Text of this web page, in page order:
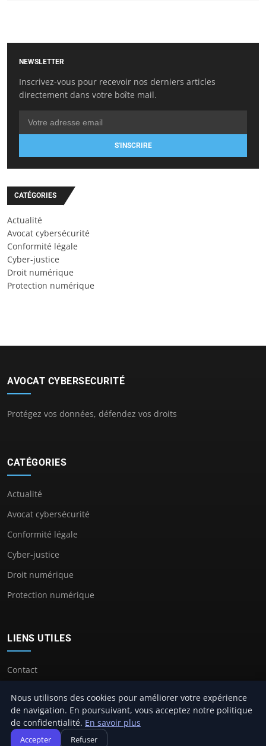
NEWSLETTER
Inscrivez-vous pour recevoir nos derniers articles
directement dans votre boîte mail.
S'INSCRIRE
CATÉGORIES
Actualité
Avocat cybersécurité
Conformité légale
Cyber-justice
Droit numérique
Protection numérique
AVOCAT CYBERSECURITÉ
Protégez vos données, défendez vos droits
CATÉGORIES
Actualité
Avocat cybersécurité
Conformité légale
Cyber-justice
Droit numérique
Protection numérique
LIENS UTILES
Contact
© 2026 Avocat Cybersecurité. Tous droits réservés.
À proposMentions légales
Nous utilisons des cookies pour améliorer votre expérience
de navigation. En poursuivant, vous acceptez notre politique
de confidentialité. En savoir plus
Accepter Refuser